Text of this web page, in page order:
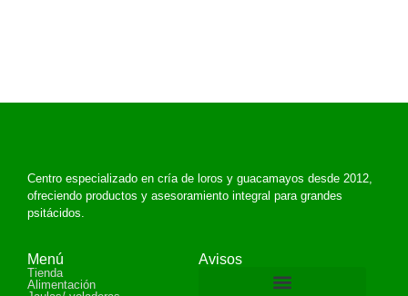
Centro especializado en cría de loros y guacamayos desde 2012,
ofreciendo productos y asesoramiento integral para grandes
psitácidos.
Menú
Tienda
Alimentación
Avisos